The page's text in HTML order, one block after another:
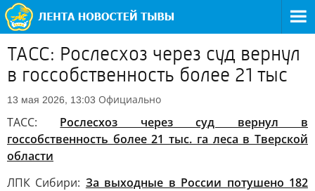
ТАСС: Рослесхоз через суд вернул
в госсобственность более 21 тыс
13 мая 2026, 13:03 Официально
ТАСС: Рослесхоз через суд вернул в
госсобственность более 21 тыс. га леса в Тверской
области
ЛПК Сибири: За выходные в России потушено 182